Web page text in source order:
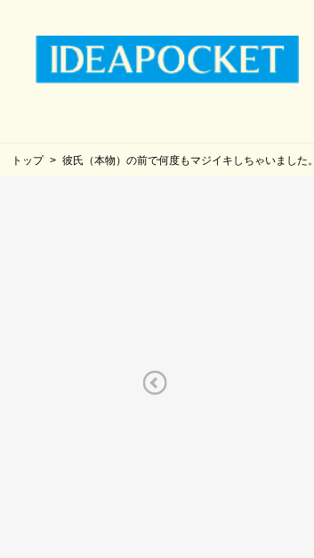
トップ 彼氏（本物）の前で何度もマジイキしちゃいました。